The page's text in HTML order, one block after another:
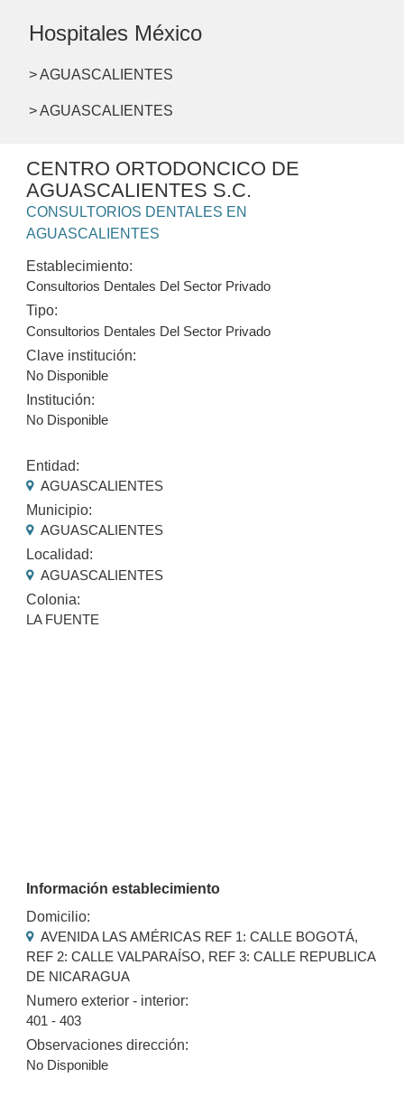
Hospitales México
> AGUASCALIENTES
> AGUASCALIENTES
CENTRO ORTODONCICO DE
AGUASCALIENTES S.C.
CONSULTORIOS DENTALES EN
AGUASCALIENTES
Establecimiento:
Consultorios Dentales Del Sector Privado
Tipo:
Consultorios Dentales Del Sector Privado
Clave institución:
No Disponible
Institución:
No Disponible
Entidad:
AGUASCALIENTES
Municipio:
AGUASCALIENTES
Localidad:
AGUASCALIENTES
Colonia:
LA FUENTE
Información establecimiento
Domicilio:
AVENIDA LAS AMÉRICAS REF 1: CALLE BOGOTÁ,
REF 2: CALLE VALPARAÍSO, REF 3: CALLE REPUBLICA
DE NICARAGUA
Numero exterior - interior:
401 - 403
Observaciones dirección:
No Disponible